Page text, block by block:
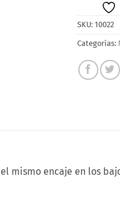
SKU: 10022
Categorías:
mismo encaje en los